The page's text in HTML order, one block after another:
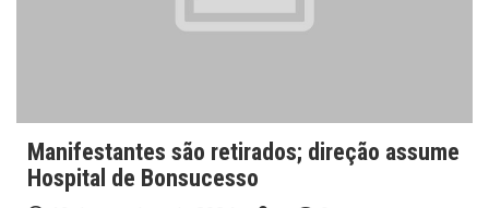
Manifestantes são retirados; direção assume
Hospital de Bonsucesso